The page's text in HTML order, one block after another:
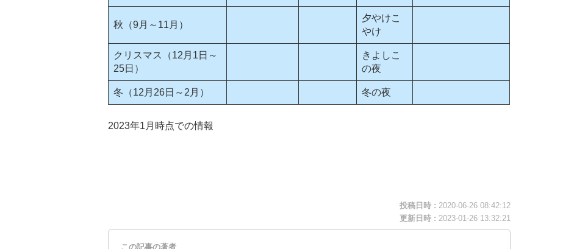
秋（9月～11月）
夕やけこ
やけ
クリスマス（12月1日～
25日）
きよしこ
の夜
冬（12月26日～2月） 冬の夜
2023年1月時点での情報
投稿日時 : 2020-06-26 08:42:12
更新日時 : 2023-01-26 13:32:21
この記事の著者